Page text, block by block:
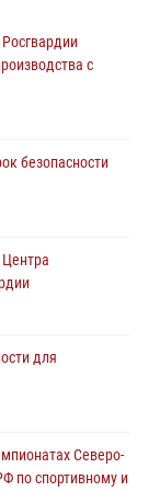
Северо-
по спортивному и
содействие
правопорядок в
двух
из баров в
с
безопасности
для
Северо-
по спортивному и